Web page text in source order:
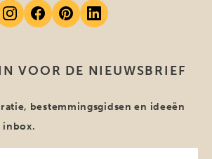
VOOR DE NIEUWSBRIEF
bestemmingsgidsen en ideeën
inbox.